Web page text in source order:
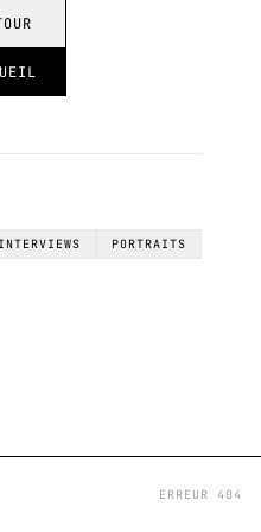
INTERVIEWS PORTRAITS
ERREUR 404